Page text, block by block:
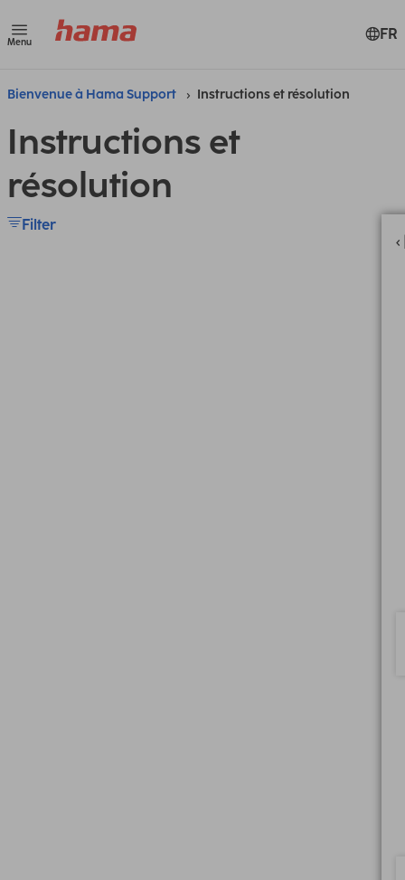
Menu FR
Bienvenue à Hama Support Instructions et résolution
Instructions et
résolution
Filter